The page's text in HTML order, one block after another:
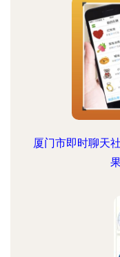
厦门市即时聊天